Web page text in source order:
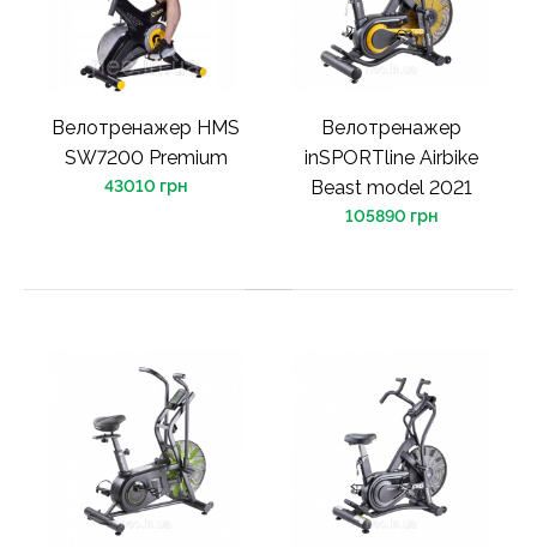
Велотренажер HMS
SW7200 Premium
43010 грн
Велотренажер
inSPORTline Airbike
Beast model 2021
105890 грн